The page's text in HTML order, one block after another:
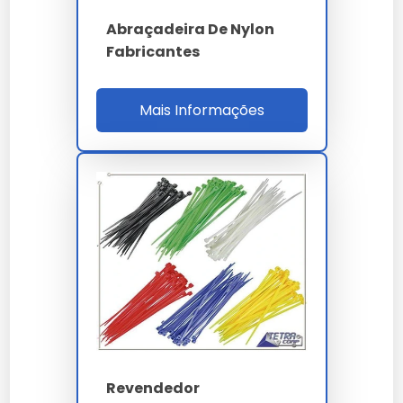
formulário no site para nossa equipe.
abraçadeira de nylon grande
desenvolvimento focado em eficiência real.
Nossa equipe técnica está à disposição para sanar
dúvidas sobre a melhor forma de implementar o
abraçadeira de nylon grande no seu fluxo de trabalho.
abraçadeira de nylon grande
na continuidade da sua operação com alto padrão de
Ao nos escolher, você opta por um parceiro que
entende a importância crítica do abraçadeira de
nylon grande para o sucesso do seu projeto.
A manutenção preventiva deabraçadeira de nylon
prolonga a vida útil e evita paradas
Abraçadeira De Nylon
Fabricantes
Mais Informações
Revendedor